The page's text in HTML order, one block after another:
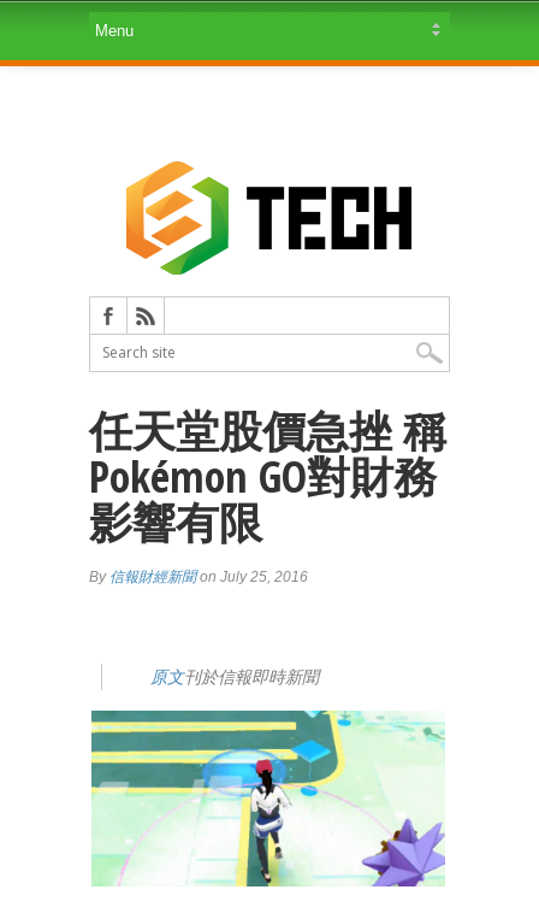
任天堂股價急挫 稱
Pokémon GO對財務
影響有限
By 信報財經新聞on July 25, 2016
原文刊於信報即時新聞